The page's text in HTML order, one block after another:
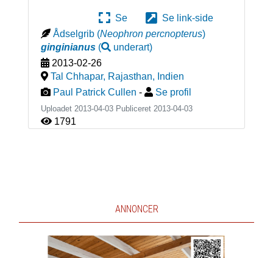
Se
Se link-side
Ådselgrib (Neophron percnopterus)
ginginianus( underart)
2013-02-26
Tal Chhapar, Rajasthan, Indien
Paul Patrick Cullen - Se profil
Uploadet 2013-04-03 Publiceret 2013-04-03
1791
ANNONCER